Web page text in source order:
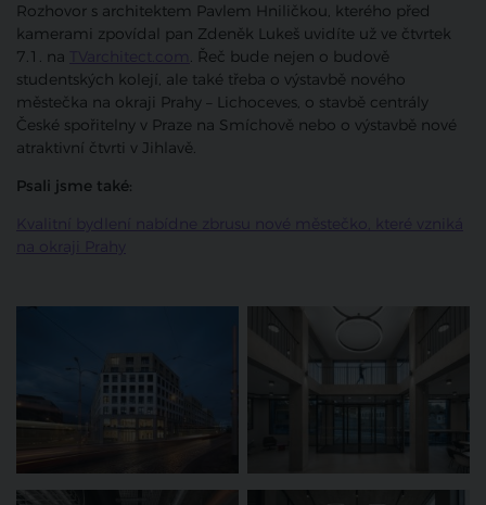
Rozhovor s architektem Pavlem Hniličkou, kterého před
kamerami zpovídal pan Zdeněk Lukeš uvidíte už ve čtvrtek
7.1. na
TVarchitect.com . Řeč bude nejen o budově
studentských kolejí, ale také třeba o výstavbě nového
městečka na okraji Prahy – Lichoceves, o stavbě centrály
České spořitelny v Praze na Smíchově nebo o výstavbě nové
atraktivní čtvrti v Jihlavě.
Psali jsme také:
Kvalitní bydlení nabídne zbrusu nové městečko, které vzniká
na okraji Prahy